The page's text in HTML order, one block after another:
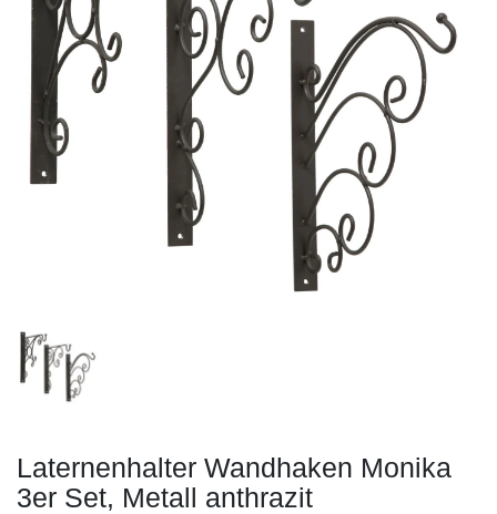
Laternenhalter Wandhaken Monika
3er Set, Metall anthrazit